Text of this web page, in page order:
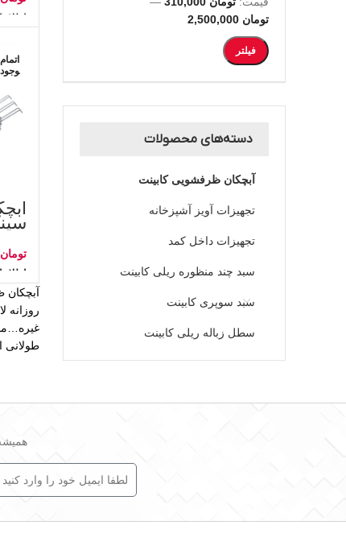
فیلتر
تومان 2,500,000
دسته‌های محصولات
آبچکان ظرفشویی کابینت
تجهیزات آویز آشپزخانه
تجهیزات داخل کمد
سبد چند منظوره ریلی کابینت
سبد سوپری کابینت
سطل زباله ریلی کابینت
تومان
آبچکان
روزانه
غیره…
طولانی